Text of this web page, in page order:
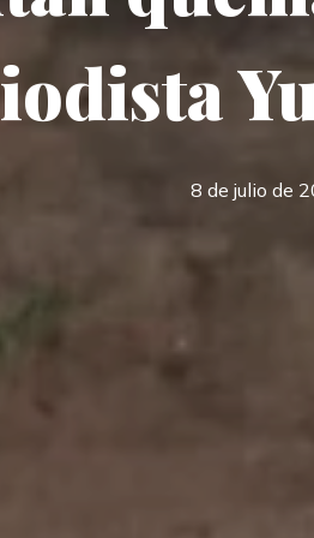
8 de julio de